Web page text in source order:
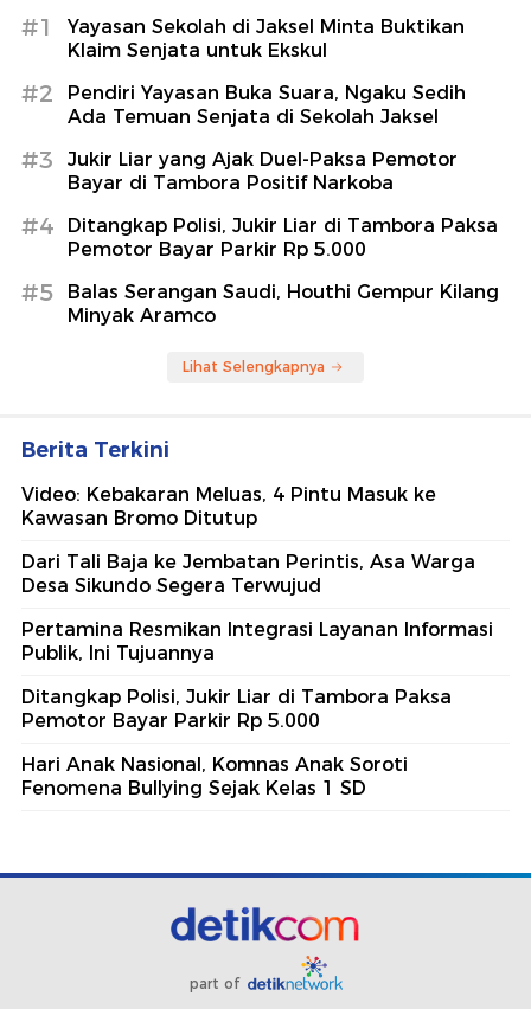
#1
Yayasan Sekolah di Jaksel Minta Buktikan
Klaim Senjata untuk Ekskul
#2
Pendiri Yayasan Buka Suara, Ngaku Sedih
Ada Temuan Senjata di Sekolah Jaksel
#3
Jukir Liar yang Ajak Duel-Paksa Pemotor
Bayar di Tambora Positif Narkoba
#4
Ditangkap Polisi, Jukir Liar di Tambora Paksa
Pemotor Bayar Parkir Rp 5.000
#5
Balas Serangan Saudi, Houthi Gempur Kilang
Minyak Aramco
Lihat Selengkapnya
Berita Terkini
Video: Kebakaran Meluas, 4 Pintu Masuk ke
Kawasan Bromo Ditutup
Dari Tali Baja ke Jembatan Perintis, Asa Warga
Desa Sikundo Segera Terwujud
Pertamina Resmikan Integrasi Layanan Informasi
Publik, Ini Tujuannya
Ditangkap Polisi, Jukir Liar di Tambora Paksa
Pemotor Bayar Parkir Rp 5.000
Hari Anak Nasional, Komnas Anak Soroti
Fenomena Bullying Sejak Kelas 1 SD
part of